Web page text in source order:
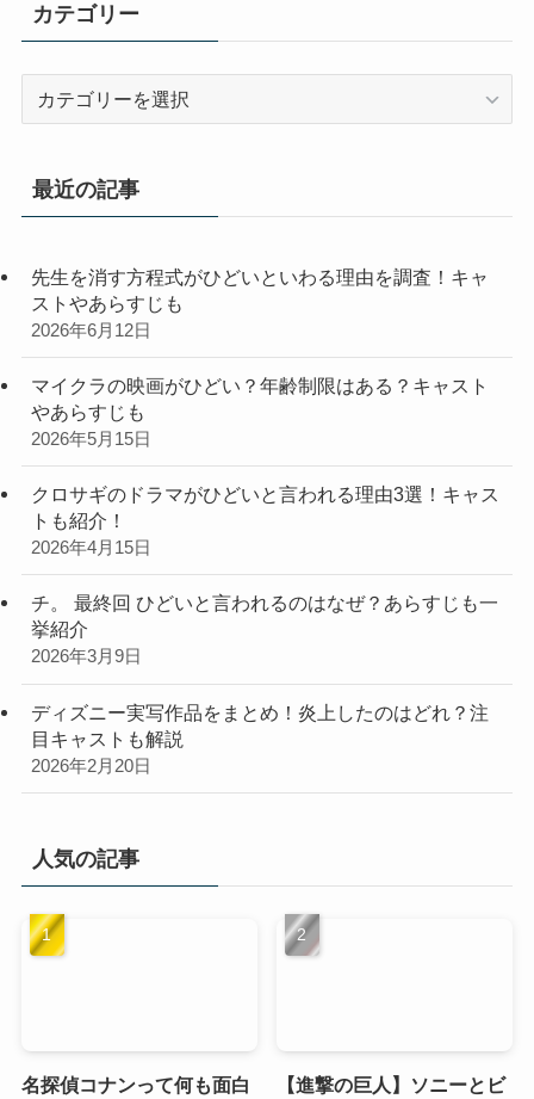
カテゴリー
リ
最近の記事
先生を消す方程式がひどいといわる理由を調査！キャ
ストやあらすじも
2026年6月12日
マイクラの映画がひどい？年齢制限はある？キャスト
やあらすじも
2026年5月15日
クロサギのドラマがひどいと言われる理由3選！キャス
トも紹介！
2026年4月15日
チ。 最終回 ひどいと言われるのはなぜ？あらすじも一
挙紹介
2026年3月9日
ディズニー実写作品をまとめ！炎上したのはどれ？注
目キャストも解説
2026年2月20日
人気の記事
名探偵コナンって何も面白
【進撃の巨人】ソニーとビ